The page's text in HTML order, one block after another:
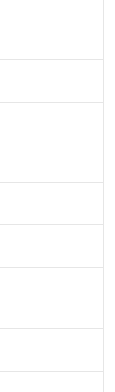
漏洩または開示
には、I-Webメ
ついて、当社お
要な範囲で利用
ます。
非含有を証明す
のことがない限
します。
するおそれがあ
、またはお客様
種